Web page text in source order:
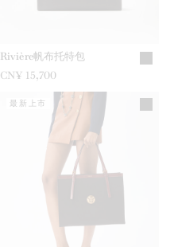
Rivière帆布托特包
CN¥ 15,700
最新上市